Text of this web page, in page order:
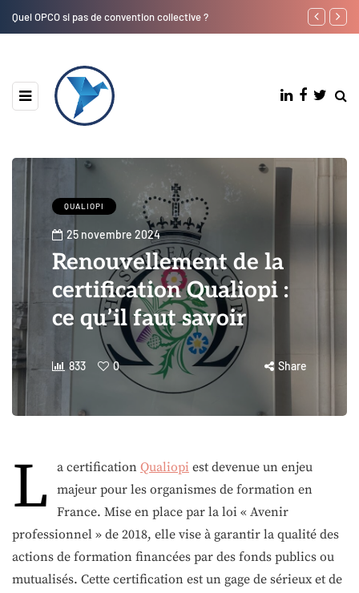
Quel OPCO si pas de convention collective ? Où trouver
QUALIOPI
25 novembre 2024
Renouvellement de la
certification Qualiopi :
ce qu’il faut savoir
833 0 Share
L a certification Qualiopi est devenue un enjeu
majeur pour les organismes de formation en
France. Mise en place par la loi « Avenir
professionnel » de 2018, elle vise à garantir la qualité des
actions de formation financées par des fonds publics ou
mutualisés. Cette certification est un gage de sérieux et de